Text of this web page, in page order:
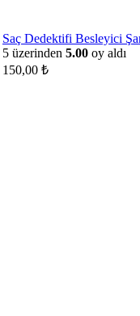
Saç Dedektifi Besleyici
5 üzerinden 5.00 oy aldı
150,00 ₺